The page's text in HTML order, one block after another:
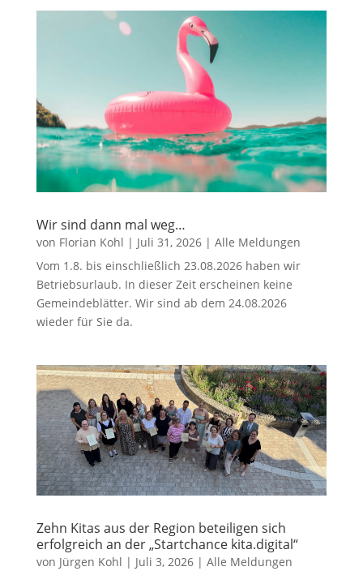
Wir sind dann mal weg…
von Florian Kohl | Juli 31, 2026| Alle Meldungen
Vom 1.8. bis einschließlich 23.08.2026 haben wir
Betriebsurlaub. In dieser Zeit erscheinen keine
Gemeindeblätter. Wir sind ab dem 24.08.2026
wieder für Sie da.
Zehn Kitas aus der Region beteiligen sich
erfolgreich an der „Startchance kita.digital“
von Jürgen Kohl | Juli 3, 2026| Alle Meldungen